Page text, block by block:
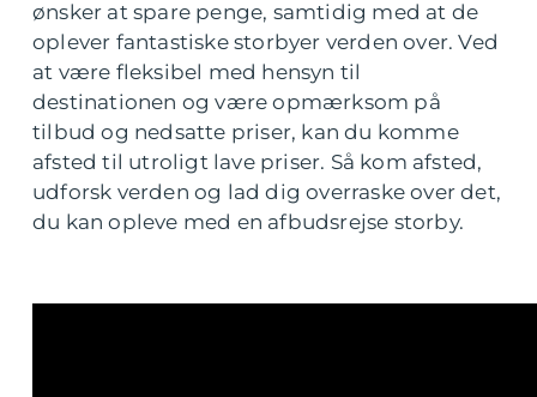
ønsker at spare penge, samtidig med at de
oplever fantastiske storbyer verden over. Ved
at være fleksibel med hensyn til
destinationen og være opmærksom på
tilbud og nedsatte priser, kan du komme
afsted til utroligt lave priser. Så kom afsted,
udforsk verden og lad dig overraske over det,
du kan opleve med en afbudsrejse storby.